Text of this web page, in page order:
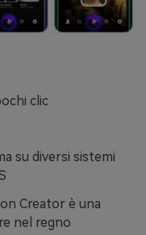
clic
su diversi sistemi
Creator è una
nel regno